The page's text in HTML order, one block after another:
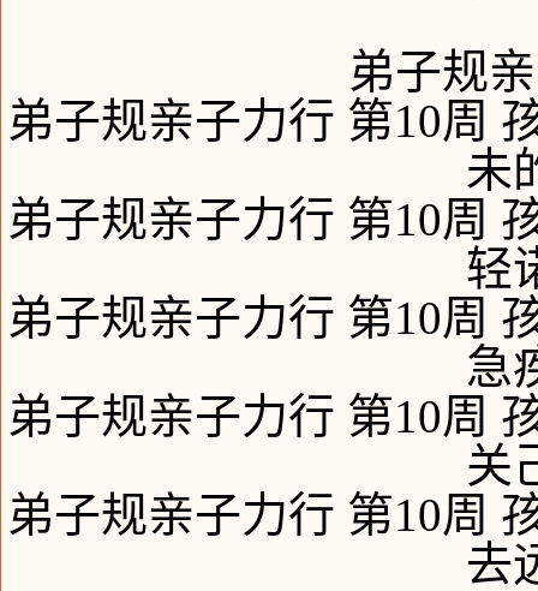
弟子规
弟子规亲子力行 第10周
未
弟子规亲子力行 第10周
轻
弟子规亲子力行 第10周
急
弟子规亲子力行 第10周
关
弟子规亲子力行 第10周
去